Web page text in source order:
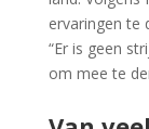
ervaringen te
“Er is geen
om mee te